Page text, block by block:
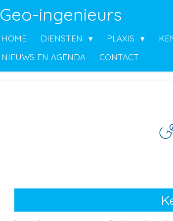
Geo-ingenieurs
HOME DIENSTEN PLAXIS
NIEUWS EN AGENDA
CONTACT